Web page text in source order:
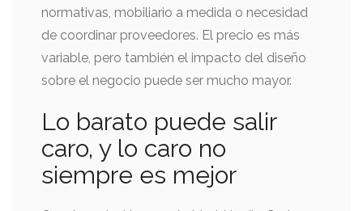
normativas, mobiliario a medida o necesidad
de coordinar proveedores. El precio es más
variable, pero también el impacto del diseño
sobre el negocio puede ser mucho mayor.
Lo barato puede salir
caro, y lo caro no
siempre es mejor